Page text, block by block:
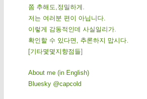
쫌 추해도,정밀하게.
저는 여러분 편이 아닙니다.
이렇게 감동적인데 사실일리가.
확인할 수 있다면, 추론하지 맙시다.
[기 타몇 몇 지 향점 들]
About me (in English)
Bluesky @capcold